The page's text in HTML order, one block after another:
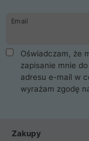
Email
Oświadczam, że
zapisanie mnie
adresu e-mail w
wyrażam zgodę
Zakupy